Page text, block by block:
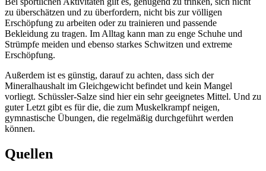
zu überschätzen und zu überfordern, nicht bis zur völligen
Erschöpfung zu arbeiten oder zu trainieren und passende
Bekleidung zu tragen. Im Alltag kann man zu enge Schuhe und
Strümpfe meiden und ebenso starkes Schwitzen und extreme
Erschöpfung.
Außerdem ist es günstig, darauf zu achten, dass sich der
Mineralhaushalt im Gleichgewicht befindet und kein Mangel
vorliegt. Schüssler-Salze sind hier ein sehr geeignetes Mittel. Und zu
guter Letzt gibt es für die, die zum Muskelkrampf neigen,
gymnastische Übungen, die regelmäßig durchgeführt werden
können.
Quellen